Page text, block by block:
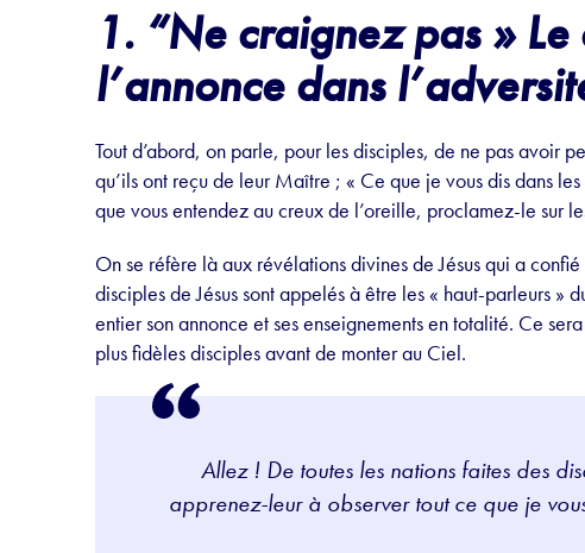
1. “Ne craignez pas »
l’annonce dans
Tout d’abord, on parle, pour les disciples, de ne pas avoir
qu’ils ont reçu de leur Maître ; « Ce que je vous dis dans
que vous entendez au creux de l’oreille, proclamez-le sur
On se réfère là aux révélations divines de Jésus qui a
disciples de Jésus sont appelés à être les « haut-parleurs »
entier son annonce et ses enseignements en totalité. Ce
plus fidèles disciples avant de monter au Ciel.
Allez ! De toutes les nations faites des
apprenez-leur à observer tout ce que je